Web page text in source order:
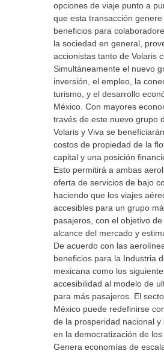
opciones de viaje punto a
que esta transacción
beneficios para
la sociedad en general,
accionistas tanto de Volaris
Simultáneamente el nuevo
inversión, el empleo, la
turismo, y el desarrollo
México. Con mayores
través de este nuevo grupo
Volaris y Viva se
costos de propiedad de la
capital y una posición
Esto permitirá a ambas
oferta de servicios de bajo
haciendo que los viajes
accesibles para un grupo
pasajeros, con el objetivo
alcance del mercado y
De acuerdo con las
beneficios para la Industria
mexicana como los
accesibilidad al modelo de
para más pasajeros. El
México puede redefinirse
de la prosperidad nacional y
en la democratización de los
Genera economías de